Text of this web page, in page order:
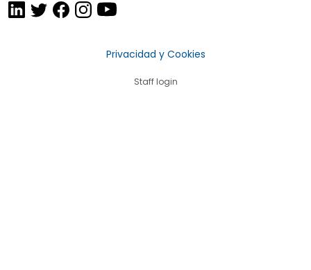
Privacidad y Cookies
Staff login